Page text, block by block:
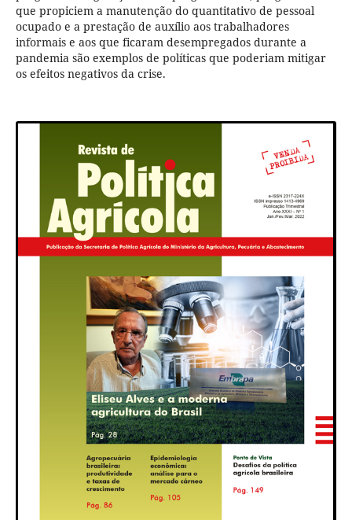
que propiciem a manutenção do quantitativo de pessoal
ocupado e a prestação de auxílio aos trabalhadores
informais e aos que ficaram desempregados durante a
pandemia são exemplos de políticas que poderiam mitigar
os efeitos negativos da crise.